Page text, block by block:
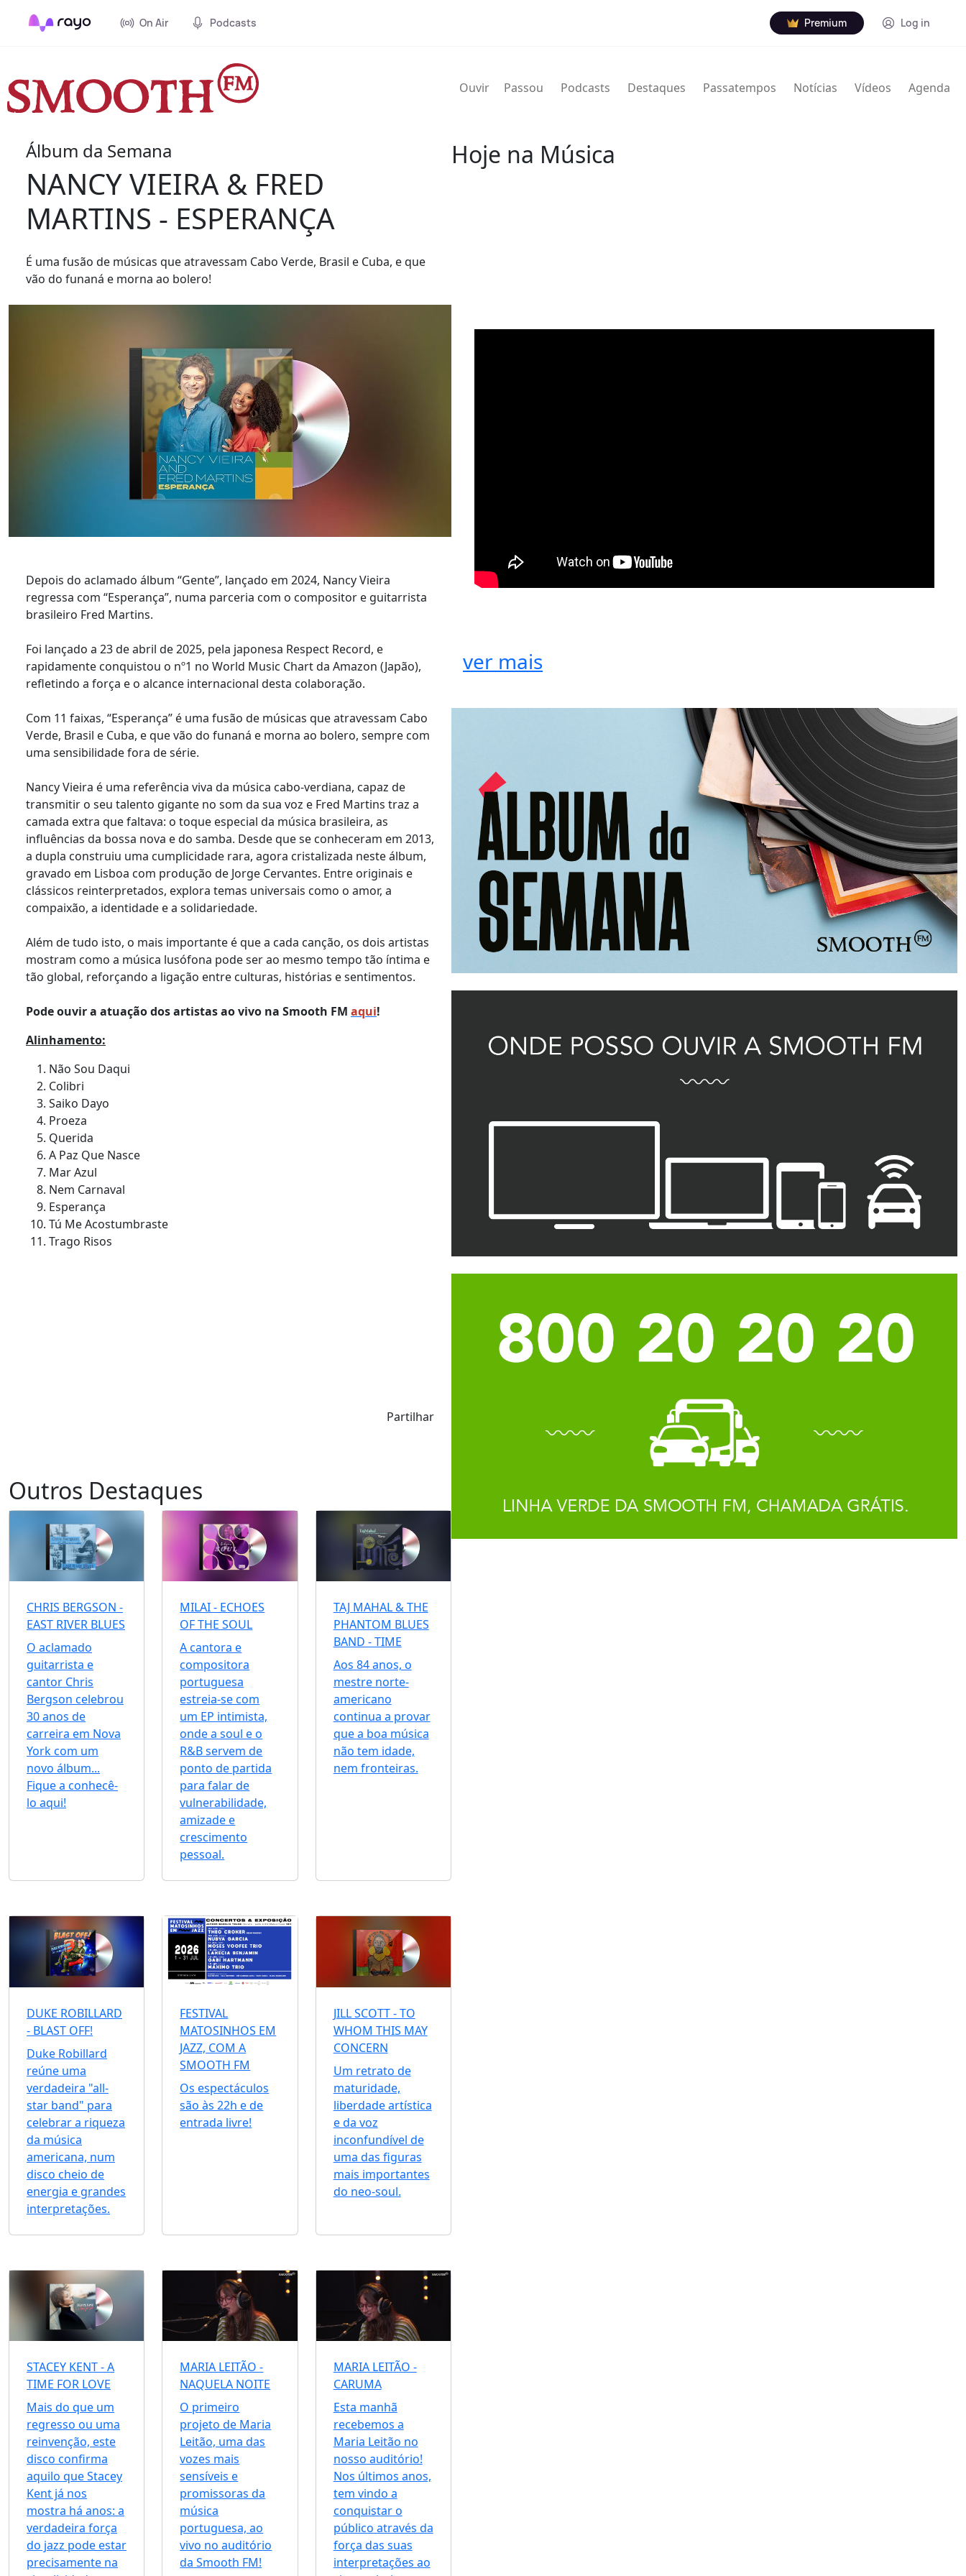
On Air Podcasts Premium Log in
Ouvir Passou Podcasts Destaques Passatempos Notícias Vídeos Agenda
Álbum da Semana
NANCY VIEIRA & FRED
MARTINS - ESPERANÇA
É uma fusão de músicas que atravessam Cabo Verde, Brasil e Cuba, e que
vão do funaná e morna ao bolero!
Depois do aclamado álbum “Gente”, lançado em 2024, Nancy Vieira
regressa com “Esperança”, numa parceria com o compositor e guitarrista
brasileiro Fred Martins.
Foi lançado a 23 de abril de 2025, pela japonesa Respect Record, e
rapidamente conquistou o nº1 no World Music Chart da Amazon (Japão),
refletindo a força e o alcance internacional desta colaboração.
Com 11 faixas, “Esperança” é uma fusão de músicas que atravessam Cabo
Verde, Brasil e Cuba, e que vão do funaná e morna ao bolero, sempre com
uma sensibilidade fora de série.
Nancy Vieira é uma referência viva da música cabo-verdiana, capaz de
transmitir o seu talento gigante no som da sua voz e Fred Martins traz a
camada extra que faltava: o toque especial da música brasileira, as
influências da bossa nova e do samba. Desde que se conheceram em 2013,
a dupla construiu uma cumplicidade rara, agora cristalizada neste álbum,
gravado em Lisboa com produção de Jorge Cervantes. Entre originais e
clássicos reinterpretados, explora temas universais como o amor, a
compaixão, a identidade e a solidariedade.
Além de tudo isto, o mais importante é que a cada canção, os dois artistas
mostram como a música lusófona pode ser ao mesmo tempo tão íntima e
tão global, reforçando a ligação entre culturas, histórias e sentimentos.
Pode ouvir a atuação dos artistas ao vivo na Smooth FM aqui!
Alinhamento:
Não Sou Daqui
Colibri
Saiko Dayo
Proeza
Querida
A Paz Que Nasce
Mar Azul
Nem Carnaval
Esperança
Tú Me Acostumbraste
Trago Risos
Partilhar
Outros Destaques
CHRIS BERGSON -
EAST RIVER BLUES
O aclamado
guitarrista e
cantor Chris
Bergson celebrou
30 anos de
carreira em Nova
York com um
novo álbum...
Fique a conhecê-
lo aqui!
MILAI - ECHOES
OF THE SOUL
A cantora e
compositora
portuguesa
estreia-se com
um EP intimista,
onde a soul e o
R&B servem de
ponto de partida
para falar de
vulnerabilidade,
amizade e
crescimento
pessoal.
TAJ MAHAL & THE
PHANTOM BLUES
BAND - TIME
Aos 84 anos, o
mestre norte-
americano
continua a provar
que a boa música
não tem idade,
nem fronteiras.
DUKE ROBILLARD
- BLAST OFF!
Duke Robillard
reúne uma
verdadeira "all-
star band" para
celebrar a riqueza
da música
americana, num
disco cheio de
energia e grandes
interpretações.
FESTIVAL
MATOSINHOS EM
JAZZ, COM A
SMOOTH FM
Os espectáculos
são às 22h e de
entrada livre!
JILL SCOTT - TO
WHOM THIS MAY
CONCERN
Um retrato de
maturidade,
liberdade artística
e da voz
inconfundível de
uma das figuras
mais importantes
do neo-soul.
STACEY KENT - A
TIME FOR LOVE
Mais do que um
regresso ou uma
reinvenção, este
disco confirma
aquilo que Stacey
Kent já nos
mostra há anos: a
verdadeira força
do jazz pode estar
precisamente na
MARIA LEITÃO -
NAQUELA NOITE
O primeiro
projeto de Maria
Leitão, uma das
vozes mais
sensíveis e
promissoras da
música
portuguesa, ao
vivo no auditório
da Smooth FM!
MARIA LEITÃO -
CARUMA
Esta manhã
recebemos a
Maria Leitão no
nosso auditório!
Nos últimos anos,
tem vindo a
conquistar o
público através da
força das suas
interpretações ao
Hoje na Música
ver mais